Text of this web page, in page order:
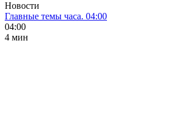
Новости
Главные темы часа. 04:00
04:00
4 мин